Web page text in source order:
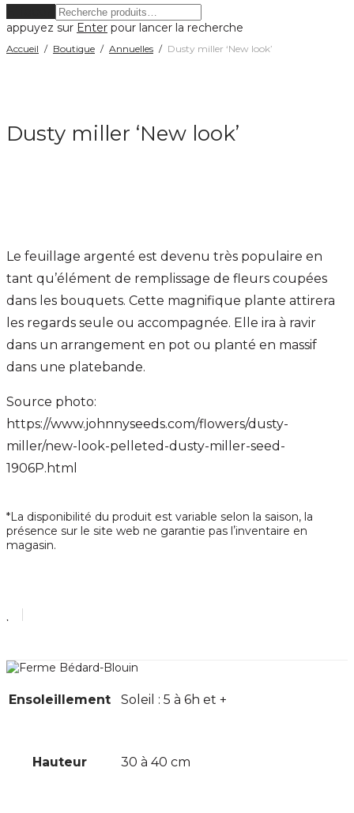
appuyez sur Enter pour lancer la recherche
Accueil / Boutique / Annuelles / Dusty miller ‘New look’
Dusty miller ‘New look’
Le feuillage argenté est devenu très populaire en
tant qu’élément de remplissage de fleurs coupées
dans les bouquets. Cette magnifique plante attirera
les regards seule ou accompagnée. Elle ira à ravir
dans un arrangement en pot ou planté en massif
dans une platebande.
Source photo:
https://www.johnnyseeds.com/flowers/dusty-
miller/new-look-pelleted-dusty-miller-seed-
1906P.html
*La disponibilité du produit est variable selon la saison, la
présence sur le site web ne garantie pas lʼinventaire en
magasin.
Ensoleillement Soleil : 5 à 6h et +
Hauteur 30 à 40 cm